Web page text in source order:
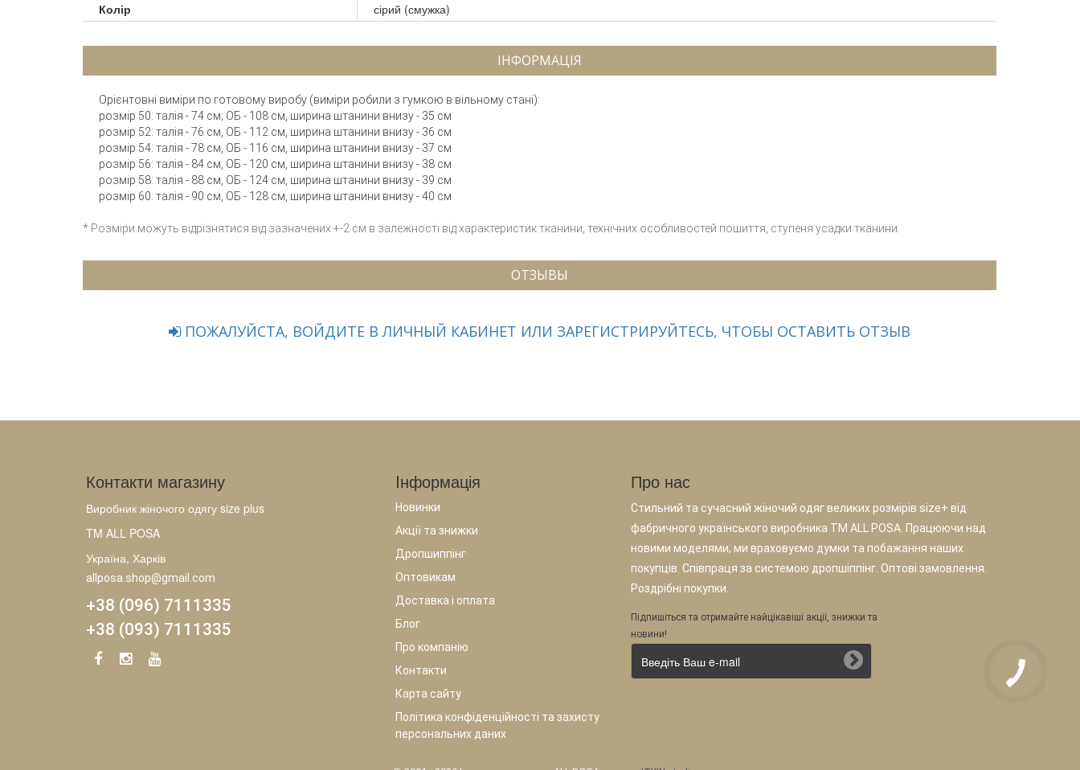
Колір
сірий (смужка)
ІНФОРМАЦІЯ
Орієнтовні виміри по готовому виробу (виміри робили з гумкою в вільному стані):
розмір 50: талія - 74 см; ОБ - 108 см, ширина штанини внизу - 35 см
розмір 52: талія - 76 см, ОБ - 112 см, ширина штанини внизу - 36 см
розмір 54: талія - 78 см, ОБ - 116 см, ширина штанини внизу - 37 см
розмір 56: талія - 84 см, ОБ - 120 см, ширина штанини внизу - 38 см
розмір 58: талія - 88 см, ОБ - 124 см, ширина штанини внизу - 39 см
розмір 60: талія - 90 см, ОБ - 128 см, ширина штанини внизу - 40 см
* Розміри можуть відрізнятися від зазначених +-2 см в залежності від характеристик тканини, технічних особливостей пошиття, ступеня усадки тканини.
ОТЗЫВЫ
ПОЖАЛУЙСТА, ВОЙДИТЕ В ЛИЧНЫЙ КАБИНЕТ ИЛИ ЗАРЕГИСТРИРУЙТЕСЬ, ЧТОБЫ ОСТАВИТЬ ОТЗЫВ
Контакти магазину
Виробник жіночого одягу size plus
TM ALL POSA
Україна, Харків
allposa.shop@gmail.com
+38 (096) 7111335
+38 (093) 7111335
Iнформація
Новинки
Акції та знижки
Дропшиппінг
Оптовикам
Доставка і оплата
Блог
Про компанію
Контакти
Карта сайту
Політика конфіденційності та захисту
персональних даних
Про нас
Стильний та сучасний жіночий одяг великих розмірів size+ від
фабричного українського виробника TM ALL POSA. Працюючи над
новими моделями, ми враховуємо думки та побажання наших
покупців. Співпраця за системою дропшіппінг. Оптові замовлення.
Роздрібні покупки.
Підпишіться та отримайте найцікавіші акції, знижки та
новини!